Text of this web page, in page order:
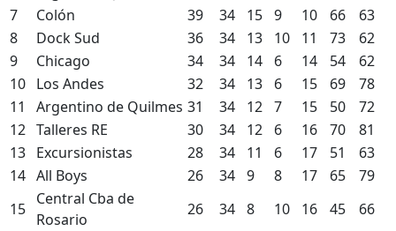
7
Colón 39 34 15 9 10 66
63
8
Dock Sud 36 34 13 10 11 73
62
9
Chicago 34 34 14 6 14 54
62
10
Los Andes 32 34 13 6 15 69
78
11
Argentino de Quilmes 31 34 12 7 15 50
72
12 Talleres RE 30 34 12 6 16 70
81
13
Excursionistas 28 34 11 6 17 51
63
14 All Boys 26 34 9 8 17 65
79
15
Central Cba de
Rosario
26 34 8 10 16 45
66